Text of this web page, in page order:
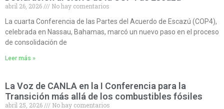
abril 26, 2026
No hay comentarios
La cuarta Conferencia de las Partes del Acuerdo de Escazú (COP4),
celebrada en Nassau, Bahamas, marcó un nuevo paso en el proceso
de consolidación de
Leer más »
La Voz de CANLA en la I Conferencia para la
Transición más allá de los combustibles fósiles
abril 25, 2026
No hay comentarios